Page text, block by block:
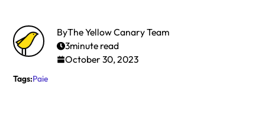
ByThe Yellow Canary Team
3minute read
October 30, 2023
Tags:Paie